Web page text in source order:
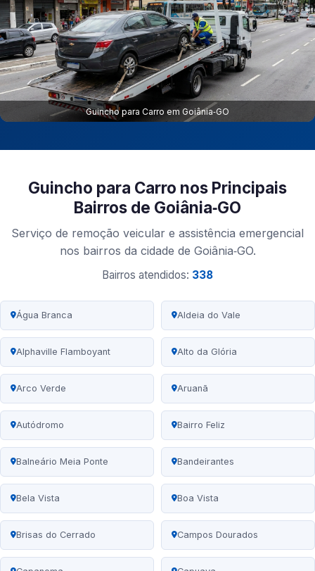
Guincho para Carro em Goiânia‑GO
Guincho para Carro nos Principais
Bairros de Goiânia‑GO
Serviço de remoção veicular e assistência emergencial
nos bairros da cidade de Goiânia‑GO.
Bairros atendidos: 338
Água Branca Aldeia do Vale
Alphaville Flamboyant Alto da Glória
Arco Verde Aruanã
Autódromo Bairro Feliz
Balneário Meia Ponte Bandeirantes
Bela Vista Boa Vista
Brisas do Cerrado Campos Dourados